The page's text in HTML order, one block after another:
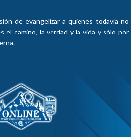
de evangelizar a quienes todavía no
el camino, la verdad y la vida y sólo por